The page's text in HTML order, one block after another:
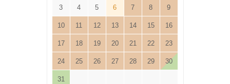
3 4 5 6 7 8 9
10 11 12 13 14 15 16
17 18 19 20 21 22 23
24 25 26 27 28 29 30
31